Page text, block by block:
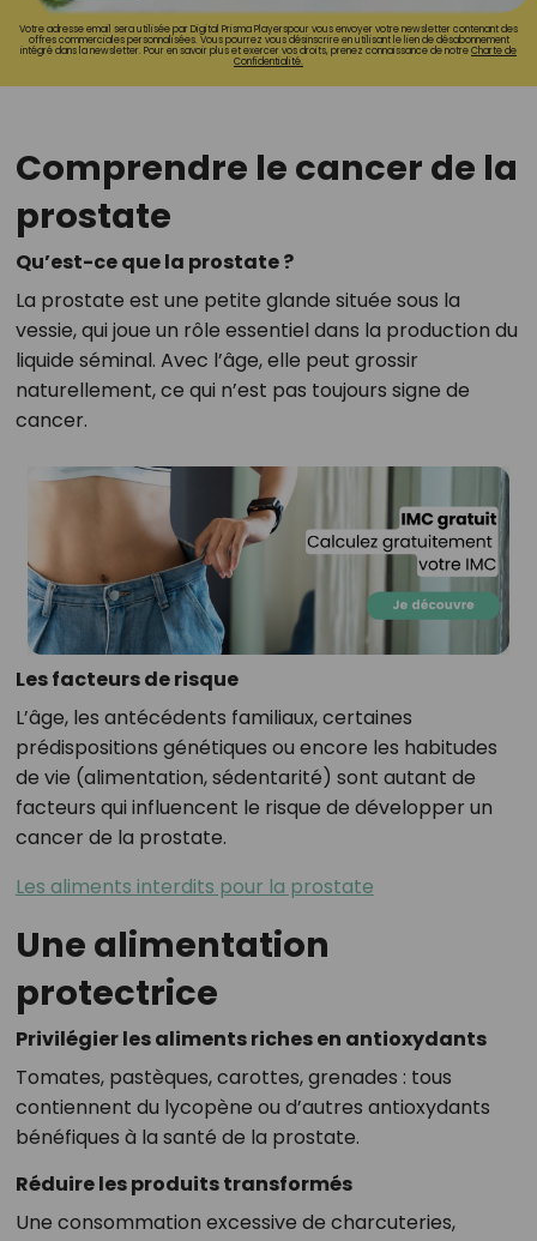
Votre adresse email sera utilisée par Digital Prisma Playerspour vous envoyer votre newsletter contenant des
offres commerciales personnalisées. Vous pourrez vous désinscrire en utilisant le lien de désabonnement
intégré dans la newsletter. Pour en savoir plus et exercer vos droits, prenez connaissance de notreCharte de
Confidentialité.
Comprendre le cancer de la
prostate
Qu’est-ce que la prostate ?
La prostate est une petite glande située sous la
vessie, qui joue un rôle essentiel dans la production du
liquide séminal. Avec l’âge, elle peut grossir
naturellement, ce qui n’est pas toujours signe de
cancer.
Les facteurs de risque
L’âge, les antécédents familiaux, certaines
prédispositions génétiques ou encore les habitudes
de vie (alimentation, sédentarité) sont autant de
facteurs qui influencent le risque de développer un
cancer de la prostate.
Les aliments interdits pour la prostate
Une alimentation
protectrice
Privilégier les aliments riches en antioxydants
Tomates, pastèques, carottes, grenades : tous
contiennent du lycopène ou d’autres antioxydants
bénéfiques à la santé de la prostate.
Réduire les produits transformés
Une consommation excessive de charcuteries,